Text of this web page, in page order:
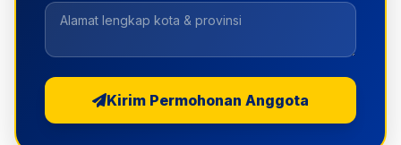
Kirim Permohonan Anggota